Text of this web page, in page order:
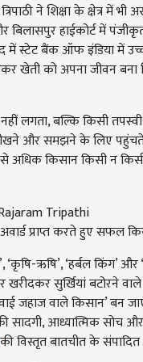
ने शिक्षा के क्षेत्र में
हाईकोर्ट में
में स्टेट बैंक ऑफ इंडिया
खेती को अपना जीवन
नहीं लगता, बल्कि किसी
और समझने के लिए
से अधिक किसान किसी न
प्राप्त करते हुए सफल
‘कृषि-ऋषि’, ‘हर्बल किंग’
सुर्खियां बटोरने
जहाज वाले किसान’ बन
आध्यात्मिक सोच और
की विस्तृत बातचीत के